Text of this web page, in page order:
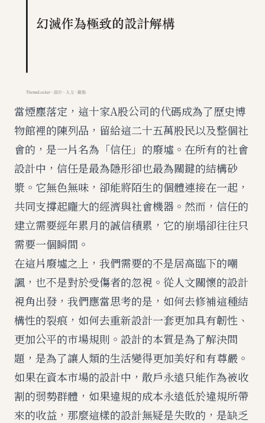
當煙塵落定，這十家A股公司的代碼成為了歷史博
物館裡的陳列品，留給這二十五萬股民以及整個社
會的，是一片名為「信任」的廢墟。在所有的社會
設計中，信任是最為隱形卻也最為關鍵的結構砂
漿。它無色無味，卻能將陌生的個體連接在一起，
共同支撐起龐大的經濟與社會機器。然而，信任的
建立需要經年累月的誠信積累，它的崩塌卻往往只
需要一個瞬間。
在這片廢墟之上，我們需要的不是居高臨下的嘲
諷，也不是對於受傷者的忽視。從人文關懷的設計
視角出發，我們應當思考的是，如何去修補這種結
構性的裂痕，如何去重新設計一套更加具有韌性、
更加公平的市場規則。設計的本質是為了解決問
題，是為了讓人類的生活變得更加美好和有尊嚴。
如果在資本市場的設計中，散戶永遠只能作為被收
割的弱勢群體，如果違規的成本永遠低於違規所帶
來的收益，那麼這樣的設計無疑是失敗的，是缺乏